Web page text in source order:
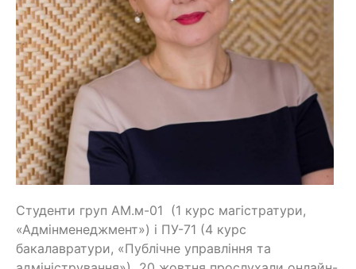
Студенти груп АМ.м-01 (1 курс магістратури,
«Адмінменеджмент») і ПУ-71 (4 курс
бакалавратури, «Публічне управління та